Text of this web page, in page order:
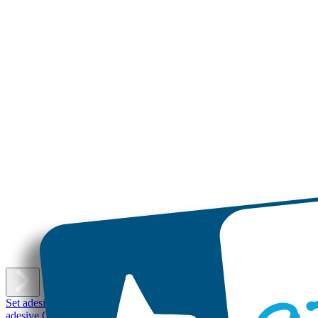
Set adesivi con nome Etichette adesive piccole Etichette adesive
adesive Grandi
Etichette per scarpe